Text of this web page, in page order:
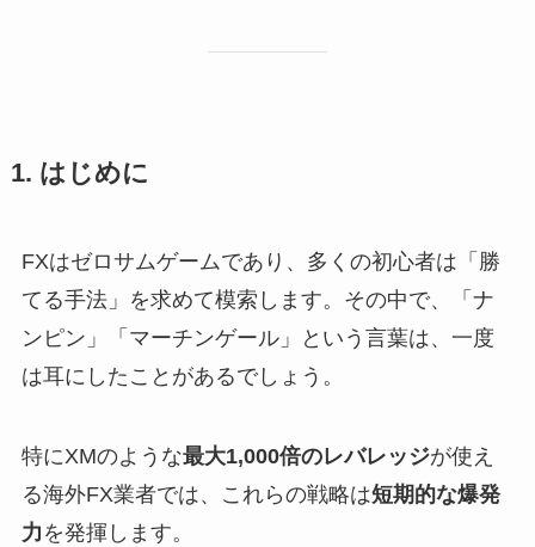
1. はじめに
FXはゼロサムゲームであり、多くの初心者は「勝
てる手法」を求めて模索します。その中で、「ナ
ンピン」「マーチンゲール」という言葉は、一度
は耳にしたことがあるでしょう。
特にXMのような最大1,000倍のレバレッジが使え
る海外FX業者では、これらの戦略は短期的な爆発
力 を発揮します。